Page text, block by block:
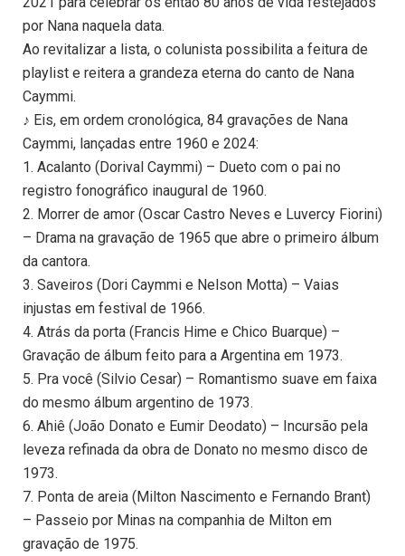
por Nana naquela data.
Ao revitalizar a lista, o colunista possibilita a feitura de
playlist e reitera a grandeza eterna do canto de Nana
Caymmi.
♪ Eis, em ordem cronológica, 84 gravações de Nana
Caymmi, lançadas entre 1960 e 2024:
1. Acalanto (Dorival Caymmi) – Dueto com o pai no
registro fonográfico inaugural de 1960.
2. Morrer de amor (Oscar Castro Neves e Luvercy Fiorini)
– Drama na gravação de 1965 que abre o primeiro álbum
da cantora.
3. Saveiros (Dori Caymmi e Nelson Motta) – Vaias
injustas em festival de 1966.
4. Atrás da porta (Francis Hime e Chico Buarque) –
Gravação de álbum feito para a Argentina em 1973.
5. Pra você (Silvio Cesar) – Romantismo suave em faixa
do mesmo álbum argentino de 1973.
6. Ahiê (João Donato e Eumir Deodato) – Incursão pela
leveza refinada da obra de Donato no mesmo disco de
1973.
7. Ponta de areia (Milton Nascimento e Fernando Brant)
– Passeio por Minas na companhia de Milton em
gravação de 1975.